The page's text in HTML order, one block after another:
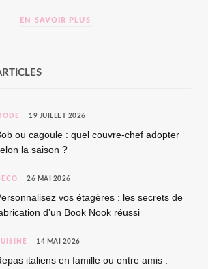
EN SAVOIR PLUS
19 JUILLET 2026
ou cagoule : quel couvre-chef adopter
la saison ?
26 MAI 2026
vos étagères : les secrets de
d’un Book Nook réussi
14 MAI 2026
italiens en famille ou entre amis :